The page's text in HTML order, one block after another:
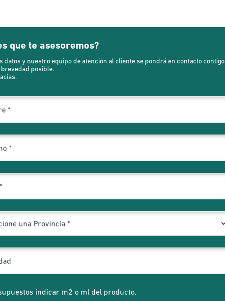
que te asesoremos?
datos y nuestro equipo de atención al cliente se pondrá en contacto contigo
posible.
indicar m2 o ml del producto.